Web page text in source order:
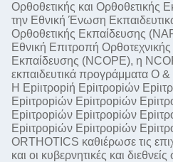
Ορθοθετικής και Ορθοθετικής
την Εθνική Ένωση
Ορθοθετικής Εκπαίδευσης
Εθνική Επιτροπή Ορθοτεχνικής
Εκπαίδευσης (NCOPE), η
εκπαιδευτικά προγράμματα O &
Η Εpiιτροpiή Εpiιτροpiών
Εpiιτροpiών Εpiιτροpiών
Εpiιτροpiών Εpiιτροpiών
Εpiιτροpiών Εpiιτροpiών
ORTHOTICS καθιέρωσε τις
και οι κυβερνητικές και